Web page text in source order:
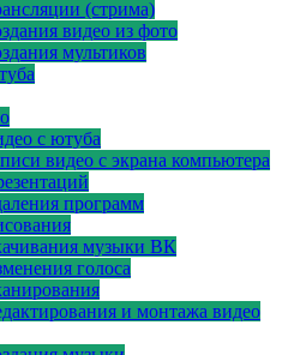
(стрима)
видео из фото
мультиков
с ютуба
видео с экрана компьютера
программ
музыки ВК
голоса
и монтажа видео